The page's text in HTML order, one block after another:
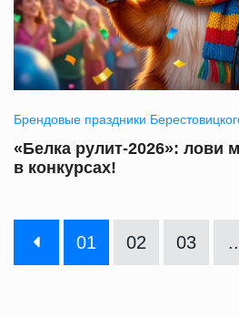
Брендовые праздники
«Белка рулит‑2026»: лови
в конкурсах!
01 02 03